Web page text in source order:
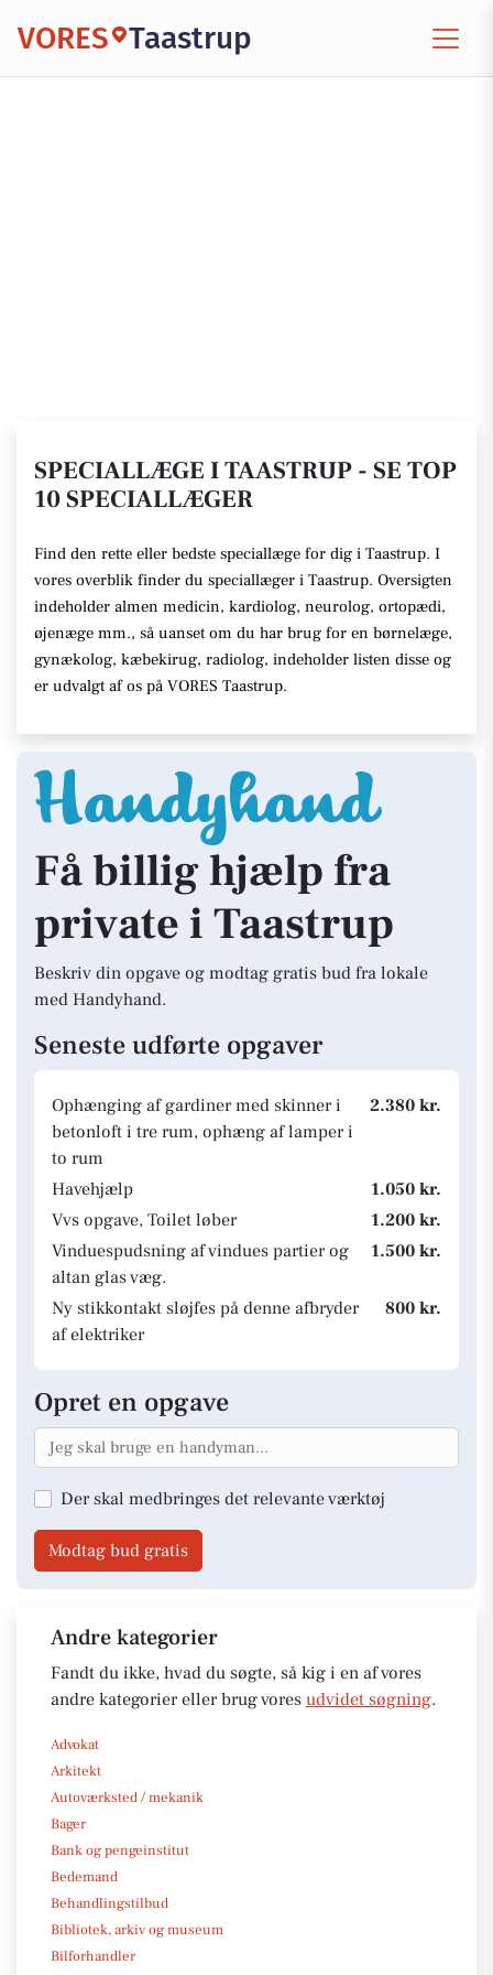
VORES Taastrup
SPECIALLÆGE I TAASTRUP - SE TOP
10 SPECIALLÆGER
Find den rette eller bedste speciallæge for dig i Taastrup. I
vores overblik finder du speciallæger i Taastrup. Oversigten
indeholder almen medicin, kardiolog, neurolog, ortopædi,
øjenæge mm., så uanset om du har brug for en børnelæge,
gynækolog, kæbekirug, radiolog, indeholder listen disse og
er udvalgt af os på VORES Taastrup.
Få billig hjælp fra
private i Taastrup
Beskriv din opgave og modtag gratis bud fra lokale
med Handyhand.
Seneste udførte opgaver
Ophænging af gardiner med skinner i
betonloft i tre rum, ophæng af lamper i
to rum
2.380 kr.
Havehjælp
1.050 kr.
Vvs opgave, Toilet løber
1.200 kr.
Vinduespudsning af vindues partier og
altan glas væg.
1.500 kr.
Ny stikkontakt sløjfes på denne afbryder
af elektriker
800 kr.
Opret en opgave
Der skal medbringes det relevante værktøj
Modtag bud gratis
Andre kategorier
Fandt du ikke, hvad du søgte, så kig i en af vores
andre kategorier eller brug vores udvidet søgning.
Advokat
Arkitekt
Autoværksted / mekanik
Bager
Bank og pengeinstitut
Bedemand
Behandlingstilbud
Bibliotek, arkiv og museum
Bilforhandler